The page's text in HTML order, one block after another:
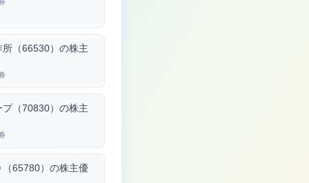
（66530）の株主
（70830）の株主
65780）の株主優